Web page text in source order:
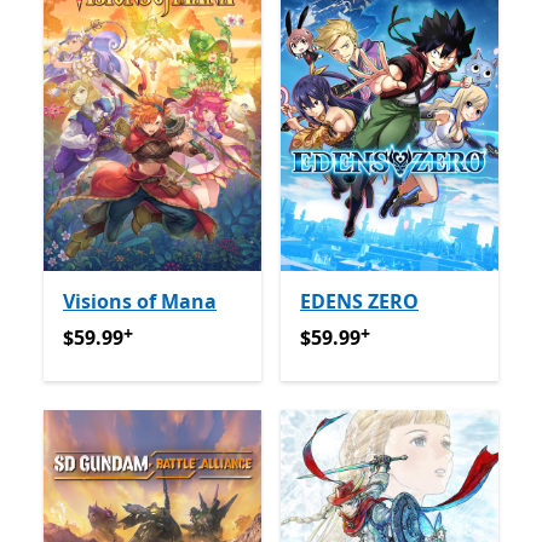
Visions of Mana
$59.99የመተግበሪያ ግብይቶች ውስጥ ግብዣ ቀርቧል
$59.99+
EDENS ZERO
$59.99የመተግበሪያ ግብይቶች
$59.99+